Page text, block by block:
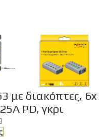
με διακόπτες, 6x
PD, γκρι